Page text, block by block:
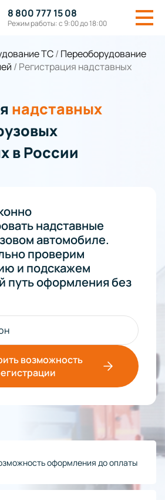
8 800 777 15 08
Режим работы: с 9:00 до 18:00
ТС/ Переоборудование
/ Регистрация надставных
надставных
в России
надставные
автомобиле.
проверим
и подскажем
путь оформления без
возможность
оформления до оплаты